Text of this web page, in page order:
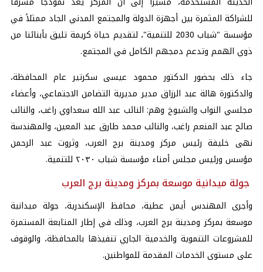
للشراكة المثمرة بين أجهزة الدولة والمجتمع المدني الجاد ممثلاً في
مؤسسة "شباب 2030 للتنمية"، لتقديم حياة كريمة تليق بأبنائنا من
ذوي الهمم وتدعم دمجهم الكامل في المجتمع.
جاء ذلك بحضور الدكتور محمود عيسى سكرتير عام المحافظة،
والدكتورة هالة عبد الرزاق مدير مديرية التضامن الاجتماعي، وأعضاء
مجلسي النواب والشيوخ وهم: النائب عبد الله سعداوي راغب، والنائب
صالح عبد المنعم راغب، والنائب محمد طارق عبد المعين، والمهندسة
نهى خليفة رئيس مركز ومدينة برج العرب، وثروت عبد الرحمن
مؤسس ورئيس مجلس أمناء مؤسسة شباب ٢٠٣٠ للتنمية.
جولة ميدانية موسعة بمركز ومدينة برج العرب
وأجرى المهندس أيمن عطية، محافظ الإسكندرية، جولة ميدانية
موسعة بمركز ومدينة برج العرب، وذلك في إطار المتابعة المستمرة
للمشروعات التنموية والخدمية الجاري تنفيذها بالمحافظة، والوقوف
على مستوى الخدمات المقدمة للمواطنين.